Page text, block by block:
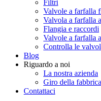
Filtri
Valvole a farfalla
Valvola a farfalla
Flangia e raccordi
Valvole a farfalla
Controlla le
Blog
Riguardo a noi
La nostra azienda
Giro della fabbrica
Contattaci